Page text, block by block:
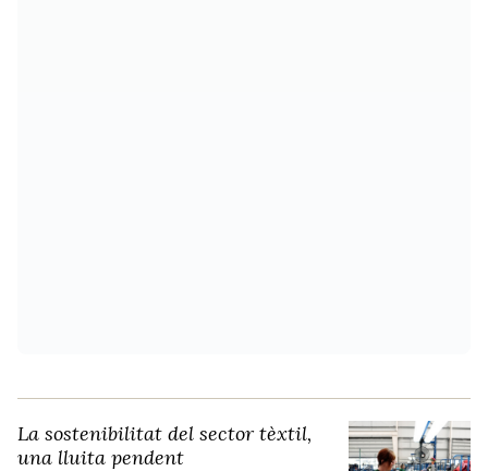
La sostenibilitat del sector tèxtil,
una lluita pendent